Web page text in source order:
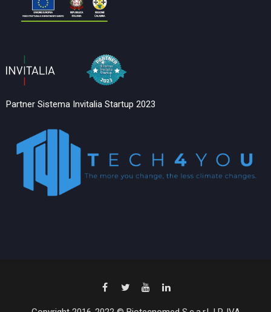
Partner Sistema Invitalia Startup 2023